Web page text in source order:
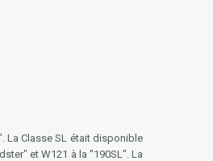
La Classe SL était disponible
etW121 à la "190SL". La